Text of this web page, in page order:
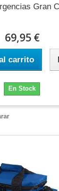
Gran
69,95 €
carrito
En Stock